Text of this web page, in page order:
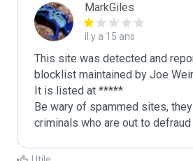
MarkGiles
il y a 15 ans
This site was detected and
blocklist maintained by Joe
It is listed at *****
Be wary of spammed sites,
criminals who are out to defraud